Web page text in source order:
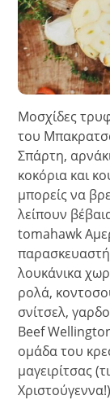
Μοσχίδες
του
Σπάρτη,
κοκόρια και
μπορείς να
λείπουν
tomahawk
λουκάνικα
ρολά,
σνίτσελ,
Beef
ομάδα του
μαγειρίτσας